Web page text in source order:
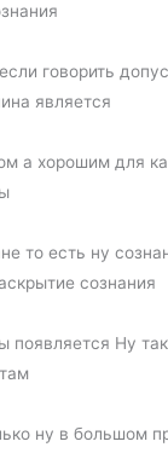
говорить
является
а хорошим для
то есть ну
сознания
появляется Ну
ну в большом